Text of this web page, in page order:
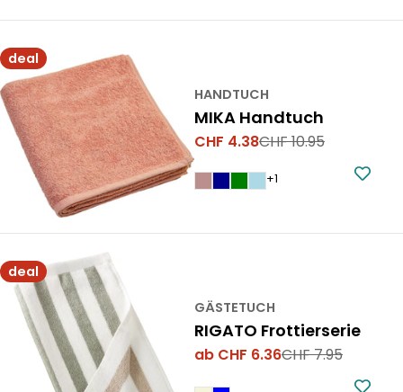
deal
HANDTUCH
MIKA Handtuch
Verkaufspreis
CHF 4.38
Regulärer
Preis
CHF 10.95
+1
deal
GÄSTETUCH
RIGATO Frottierserie
Verkaufspreis
ab CHF 6.36
Regulärer
CHF 7.95